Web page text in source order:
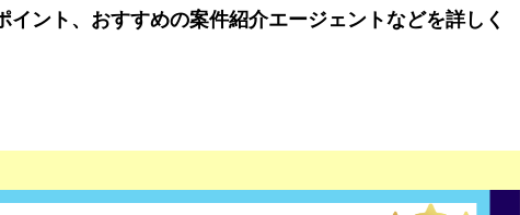
ント、おすすめの案件紹介エージェントなどを詳しく